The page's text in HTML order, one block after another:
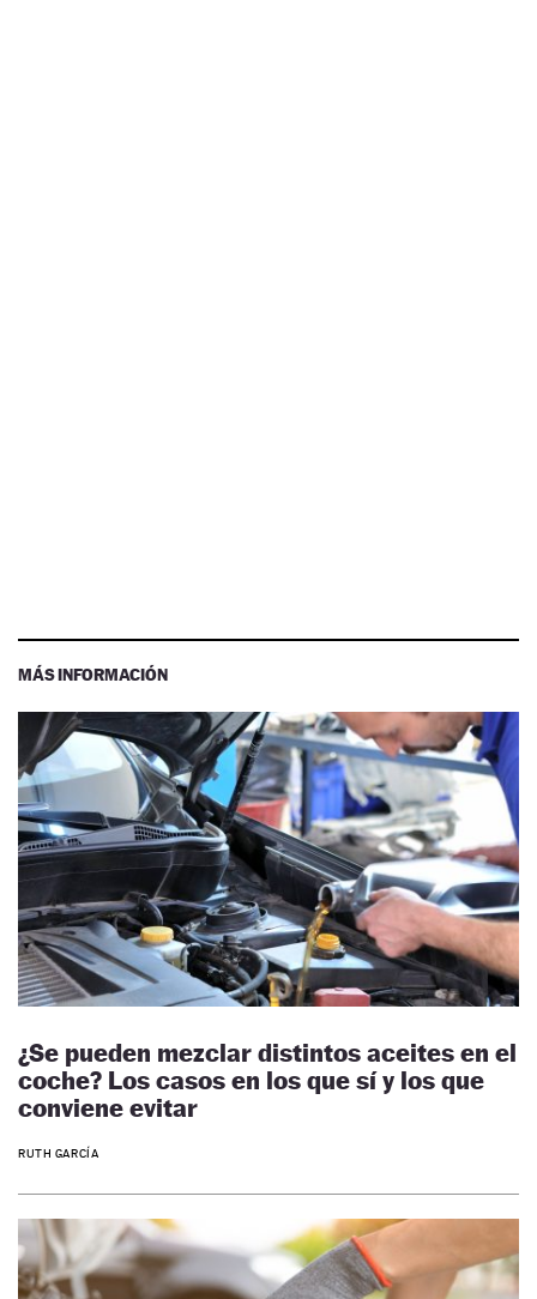
MÁS INFORMACIÓN
¿Se pueden mezclar distintos aceites en el
coche? Los casos en los que sí y los que
conviene evitar
RUTH GARCÍA